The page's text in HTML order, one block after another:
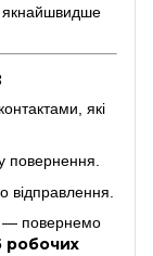
які
повернення.
відправлення.
— повернемо
робочих